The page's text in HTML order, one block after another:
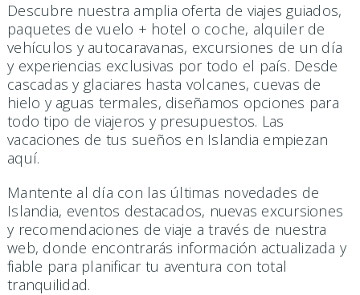
Descubre nuestra amplia oferta de viajes guiados,
paquetes de vuelo + hotel o coche, alquiler de
vehículos y autocaravanas, excursiones de un día
y experiencias exclusivas por todo el país. Desde
cascadas y glaciares hasta volcanes, cuevas de
hielo y aguas termales, diseñamos opciones para
todo tipo de viajeros y presupuestos. Las
vacaciones de tus sueños en Islandia empiezan
aquí.
Mantente al día con las últimas novedades de
Islandia, eventos destacados, nuevas excursiones
y recomendaciones de viaje a través de nuestra
web, donde encontrarás información actualizada y
fiable para planificar tu aventura con total
tranquilidad.